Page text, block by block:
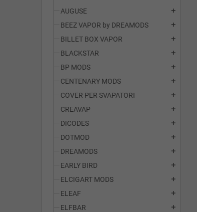
AUGUSE
add
BEEZ VAPOR by DREAMODS add
BILLET BOX VAPOR add
BLACKSTAR add
BP MODS add
CENTENARY MODS add
COVER PER SVAPATORI add
CREAVAP add
DICODES add
DOTMOD add
DREAMODS add
EARLY BIRD add
ELCIGART MODS add
ELEAF add
ELFBAR add